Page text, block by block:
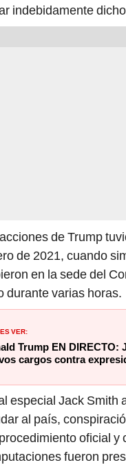
indebidamente
de Trump
de 2021, cuando
en la sede del
durante varias horas.
VER:
Trump EN DIRECTO:
cargos contra
especial Jack Smith
al país,
oficial y
fueron